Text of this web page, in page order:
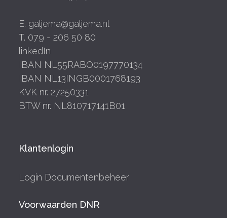
E. galjema@galjema.nl
T. 079 - 206 50 80
linkedIn
IBAN NL55RABO0197770134
IBAN NL13INGB0001768193
KVK nr. 27250331
BTW nr. NL810717141B01
Klantenlogin
Login Documentenbeheer
Voorwaarden DNR